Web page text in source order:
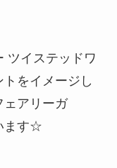
ツイステッドワ
をイメージし
ェアリーガ
ます☆